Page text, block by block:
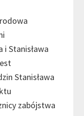
i Stanisława
Stanisława
zabójstwa